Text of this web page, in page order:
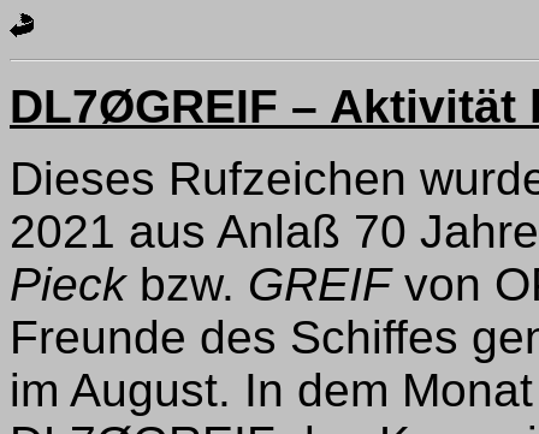
DL7ØGREIF – Aktivität
Dieses Rufzeichen
2021 aus Anlaß 70
Pieckbzw. GREIFvon
Freunde des Schiffes
im August. In dem